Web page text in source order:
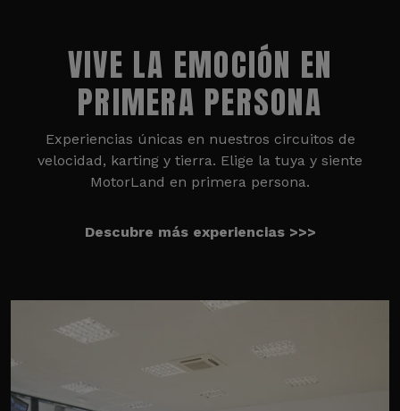
VIVE LA EMOCIÓN EN
PRIMERA PERSONA
Experiencias únicas en nuestros circuitos de
velocidad, karting y tierra. Elige la tuya y siente
MotorLand en primera persona.
Descubre más experiencias >>>